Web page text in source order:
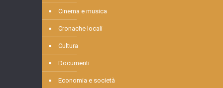
Cinema e musica
Cronache locali
Cultura
Documenti
Economia e società